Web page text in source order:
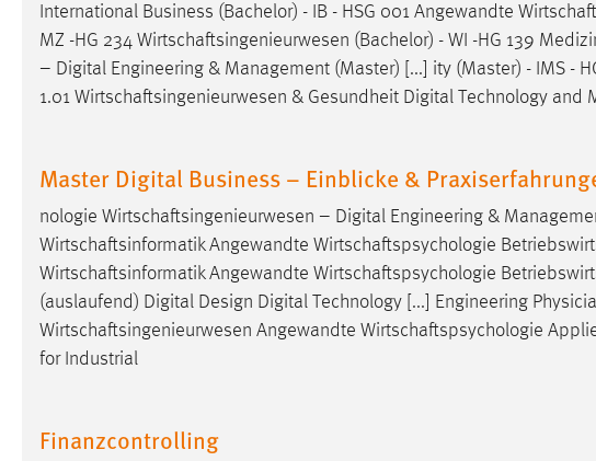
International Business (Bachelor) - IB - HSG 001 Angewandte
MZ -HG 234 Wirtschaftsingenieurwesen (Bachelor) - WI -HG 139
– Digital Engineering & Management (Master) [...] ity (Master) - IMS -
1.01 Wirtschaftsingenieurwesen & Gesundheit Digital Technology and
Master Digital Business – Einblicke &
nologie Wirtschaftsingenieurwesen – Digital Engineering &
WirtschaftsinformatikAngewandte Wirtschaftspsychologie
WirtschaftsinformatikAngewandte Wirtschaftspsychologie
(auslaufend) Digital Design Digital Technology [...] Engineering
Wirtschaftsingenieurwesen Angewandte Wirtschaftspsychologie
for Industrial
Finanzcontrolling
Um Inhalte von Videoplattformen und Social Media
Plattformen anzeigen zu können, werden von diesen
externen Medien Cookies gesetzt.
Vimeo